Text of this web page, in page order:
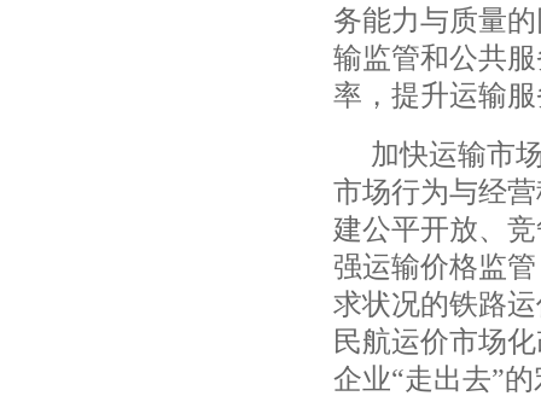
务能力与质量
输监管和公共
率，提升运输
加快运输市
市场行为与经
建公平开放、
强运输价格监
求状况的铁路
民航运价市场
企业“走出去”的